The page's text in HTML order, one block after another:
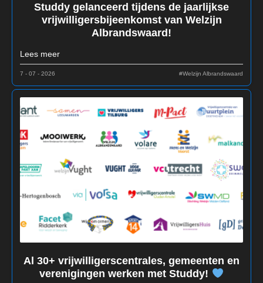
Studdy gelanceerd tijdens de jaarlijkse
vrijwilligersbijeenkomst van Welzijn
Albrandswaard!
Lees meer
7 - 07 - 2026 #Welzijn Albrandswaard
Al 30+ vrijwilligerscentrales, gemeenten en
verenigingen werken met Studdy!